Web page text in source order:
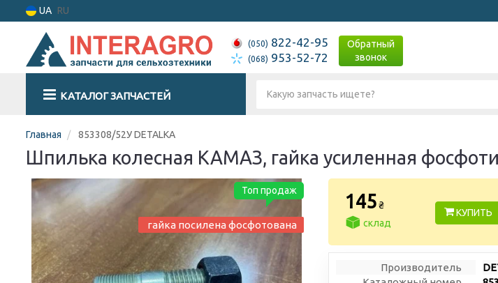
UA RU
(050) 822-42-95
(068) 953-52-72
Обратный
звонок
КАТАЛОГ ЗАПЧАСТЕЙ
Главная 853308/52У DETALKA
Шпилька колесная КАМАЗ, гайка усиленная
Топ продаж
гайка посилена фосфотована
145 ₴
склад
КУПИТЬ
Производитель